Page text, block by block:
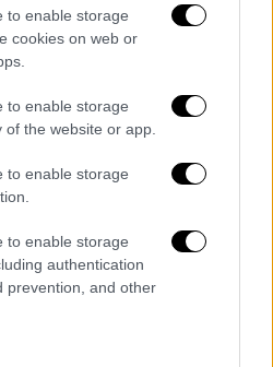
to enable storage
cookies on web or
to enable storage
the website or app.
to enable storage
to enable storage
authentication
prevention, and other
κατέλαβαν τμήμα της
Κουρσκ κατά την
επίθεση που
Αύγουστο. Σε
τη ρωσική
στρατός έχει
εβδομάδες
αρκετές
ενισχύσεις από
αυτές έχουν
πυραυλικά συστήματα
η